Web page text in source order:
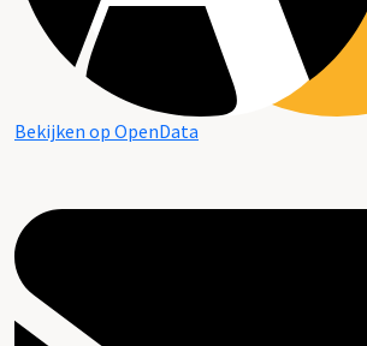
Bekijken op OpenData